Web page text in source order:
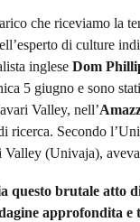
che riceviamo la
di culture
inglese Dom
5 giugno e sono
Valley, nell’
ricerca. Secondo
Valley (Univaja),
questo brutale atto
approfondita e